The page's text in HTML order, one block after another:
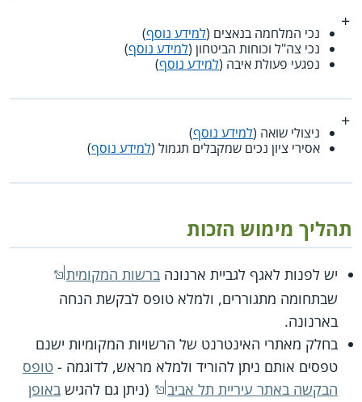
נכי המלחמה בנאצים (למידע נוסף)
נכי צה"ל וכוחות הביטחון (למידע נוסף)
נפגעי פעולת איבה (למידע נוסף)
ניצולי שואה (למידע נוסף)
אסירי ציון נכים שמקבלים תגמול (למידע נוסף)
תהליך מימוש הזכות
יש לפנות לאגף לגביית ארנונה ברשות המקומית
שבתחומה מתגוררים, ולמלא טופס לבקשת הנחה
בארנונה.
בחלק מאתרי האינטרנט של הרשויות המקומיות ישנם
טפסים אותם ניתן להוריד ולמלא מראש, לדוגמה - טופס
הבקשה באתר עיריית תל אביב
(ניתן גם להגיש באופן